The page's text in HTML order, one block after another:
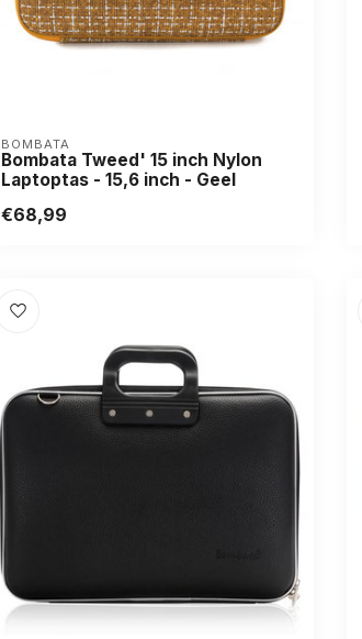
BOMBATA
Bombata Tweed' 15 inch Nylon
Laptoptas - 15,6 inch - Geel
€68,99